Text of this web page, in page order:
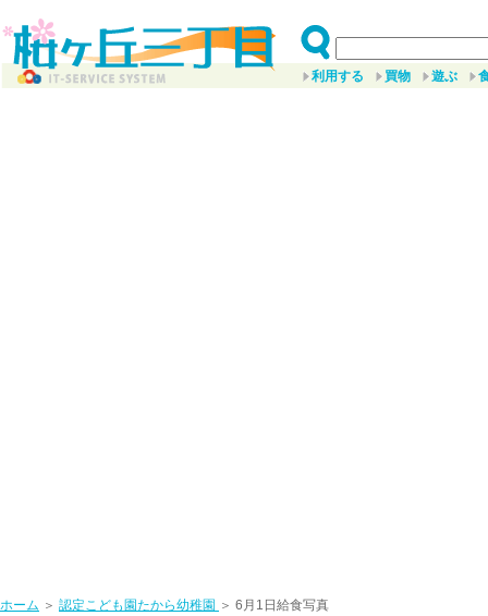
利用する 買物 遊ぶ
ホーム ＞ 認定こども園たから幼稚園 ＞ 6月1日給食写真